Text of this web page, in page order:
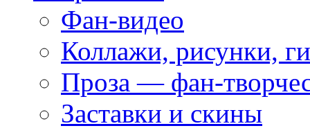
Фан-видео
Коллажи, рисунки,
Проза — фан-
Заставки и скины